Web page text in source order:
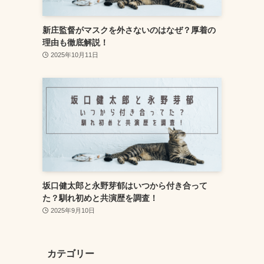
新庄監督がマスクを外さないのはなぜ？厚着の
理由も徹底解説！
2025年10月11日
坂口健太郎と永野芽郁はいつから付き合って
た？馴れ初めと共演歴を調査！
2025年9月10日
カテゴリー